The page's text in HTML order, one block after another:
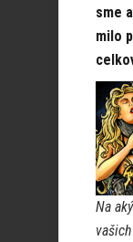
sme
milo
Na